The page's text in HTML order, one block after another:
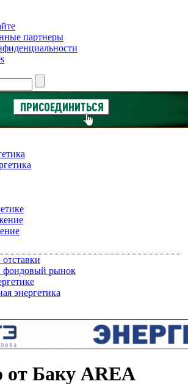
партнеры
фондовый рынок
энергетика
от Баку AREA